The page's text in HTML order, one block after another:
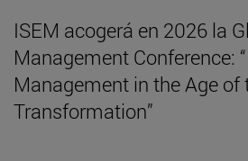
ISEM acogerá en 2026 la
Management Conference:
Management in the Age of
Transformation”